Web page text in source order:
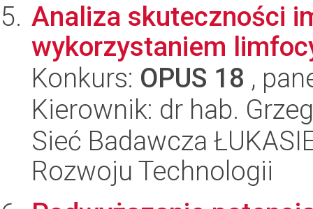
Analiza skuteczności
wykorzystaniem
Konkurs: OPUS 18 ,
Kierownik: dr hab.
Sieć Badawcza
Rozwoju Technologii